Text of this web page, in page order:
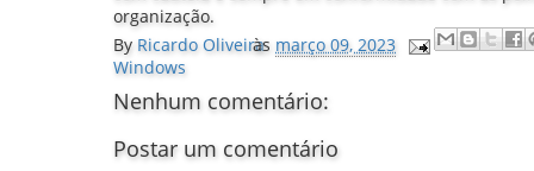
organização.
By Ricardo Oliveira
às março 09, 2023
Windows
Nenhum comentário:
Postar um comentário